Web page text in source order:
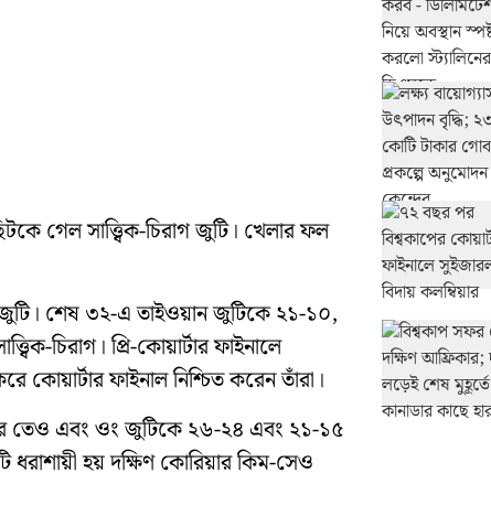
গেল সাত্ত্বিক-চিরাগ জুটি। খেলার ফল
শেষ ৩২-এ তাইওয়ান জুটিকে ২১-১০,
চিরাগ। প্রি-কোয়ার্টার ফাইনালে
ফাইনাল নিশ্চিত করেন তাঁরা।
তেও এবং ওং জুটিকে ২৬-২৪ এবং ২১-১৫
হয় দক্ষিণ কোরিয়ার কিম-সেও